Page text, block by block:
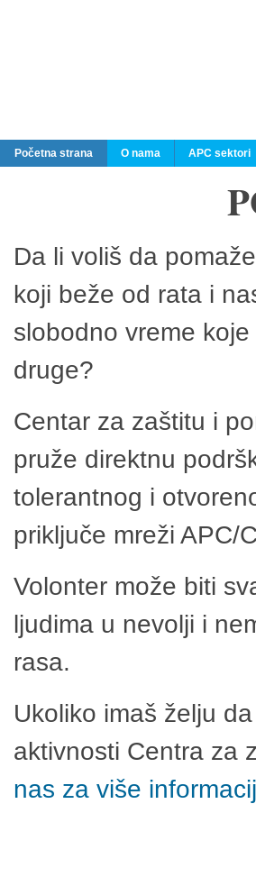
Početna strana O nama APC sektori
Da li voliš da
koji beže od rata i
slobodno vreme
druge?
Centar za zaštitu i
pruže direktnu
tolerantnog i
priključe mreži APC/
Volonter može biti
ljudima u nevolji i
rasa.
Ukoliko imaš želju
aktivnosti Centra za
nas za više